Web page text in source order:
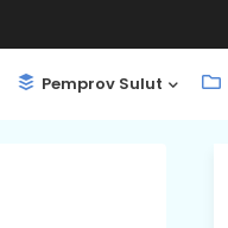
Pemprov Sulut